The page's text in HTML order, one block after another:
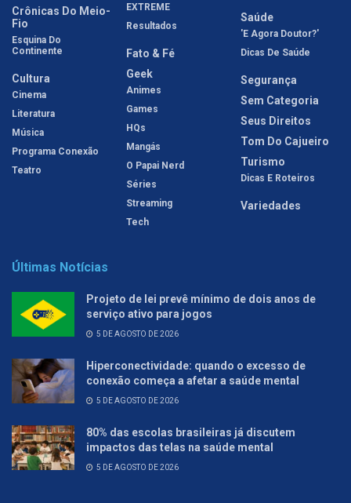
Crônicas Do Meio-
Fio
Esquina Do
Continente
Cultura
Cinema
Literatura
Música
Programa Conexão
Teatro
EXTREME
Resultados
Fato & Fé
Geek
Animes
Games
HQs
Mangás
O Papai Nerd
Séries
Streaming
Tech
Saúde
'E Agora Doutor?'
Dicas De Saúde
Segurança
Sem Categoria
Seus Direitos
Tom Do Cajueiro
Turismo
Dicas E Roteiros
Variedades
Últimas Notícias
Projeto de lei prevê mínimo de dois anos de
serviço ativo para jogos
5 DE AGOSTO DE 2026
Hiperconectividade: quando o excesso de
conexão começa a afetar a saúde mental
5 DE AGOSTO DE 2026
80% das escolas brasileiras já discutem
impactos das telas na saúde mental
5 DE AGOSTO DE 2026